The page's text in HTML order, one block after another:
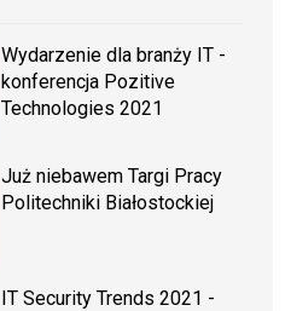
Wydarzenie dla branży IT -
konferencja Pozitive
Technologies 2021
Już niebawem Targi Pracy
Politechniki Białostockiej
IT Security Trends 2021 -